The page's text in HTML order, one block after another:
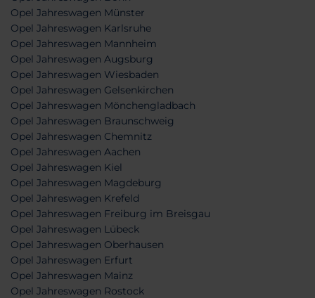
Opel Jahreswagen Münster
Opel Jahreswagen Karlsruhe
Opel Jahreswagen Mannheim
Opel Jahreswagen Augsburg
Opel Jahreswagen Wiesbaden
Opel Jahreswagen Gelsenkirchen
Opel Jahreswagen Mönchengladbach
Opel Jahreswagen Braunschweig
Opel Jahreswagen Chemnitz
Opel Jahreswagen Aachen
Opel Jahreswagen Kiel
Opel Jahreswagen Magdeburg
Opel Jahreswagen Krefeld
Opel Jahreswagen Freiburg im Breisgau
Opel Jahreswagen Lübeck
Opel Jahreswagen Oberhausen
Opel Jahreswagen Erfurt
Opel Jahreswagen Mainz
Opel Jahreswagen Rostock